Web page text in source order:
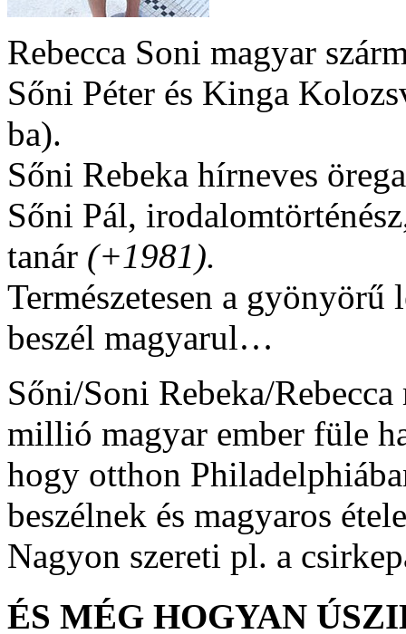
Rebecca Soni magyar
Sőni Péter és Kinga
ba).
Sőni Rebeka hírneves
Sőni Pál,
tanár (+1981).
Természetesen a
beszél magyarul…
Sőni/Soni Rebeka/
millió magyar ember füle
hogy otthon
beszélnek és magyaros
Nagyon szereti pl. a
ÉS MÉG HOGYAN